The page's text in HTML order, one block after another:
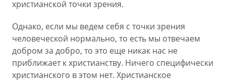
христианской точки зрения.
Однако, если мы ведем себя с точки зрения
человеческой нормально, то есть мы отвечаем
добром за добро, то это еще никак нас не
приближает к христианству. Ничего специфически
христианского в этом нет. Христианское